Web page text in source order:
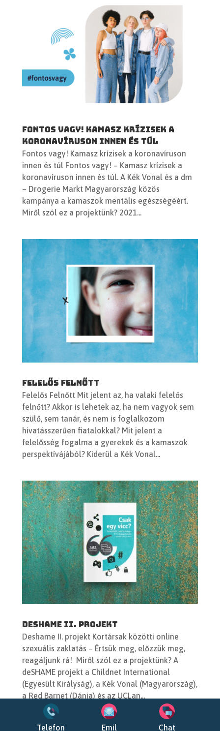
Fontos vagy! Kamasz krízisek a
koronavíruson innen és túl
Fontos vagy! Kamasz krízisek a koronavíruson
innen és túl Fontos vagy! – Kamasz krízisek a
koronavíruson innen és túl. A Kék Vonal és a dm
– Drogerie Markt Magyarország közös
kampánya a kamaszok mentális egészségéért.
Miről szól ez a projektünk? 2021...
Felelős Felnőtt
Felelős Felnőtt Mit jelent az, ha valaki felelős
felnőtt? Akkor is lehetek az, ha nem vagyok sem
szülő, sem tanár, és nem is foglalkozom
hivatásszerűen fiatalokkal? Mit jelent a
felelősség fogalma a gyerekek és a kamaszok
perspektívájából? Kiderül a Kék Vonal...
Deshame II. projekt
Deshame II. projekt Kortársak közötti online
szexuális zaklatás – Értsük meg, előzzük meg,
reagáljunk rá! Miről szól ez a projektünk? A
deSHAME projekt a Childnet International
(Egyesült Királyság), a Kék Vonal (Magyarország),
a Red Barnet (Dánia) és az UCLan...
« Régebbi bejegyzések
Telefon Emil Chat